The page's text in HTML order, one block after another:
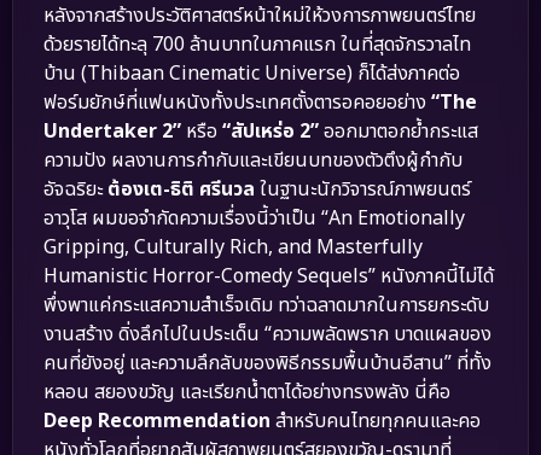
หลังจากสร้างประวัติศาสตร์หน้าใหม่ให้วงการภาพยนตร์ไทย
ด้วยรายได้ทะลุ 700 ล้านบาทในภาคแรก ในที่สุดจักรวาลไท
บ้าน (Thibaan Cinematic Universe) ก็ได้ส่งภาคต่อ
ฟอร์มยักษ์ที่แฟนหนังทั้งประเทศตั้งตารอคอยอย่าง “The
Undertaker 2” หรือ “สัปเหร่อ 2”ออกมาตอกย้ำกระแส
ความปัง ผลงานการกำกับและเขียนบทของตัวตึงผู้กำกับ
อัจฉริยะต้องเต-ธิติ ศรีนวล ในฐานะนักวิจารณ์ภาพยนตร์
อาวุโส ผมขอจำกัดความเรื่องนี้ว่าเป็น “An Emotionally
Gripping, Culturally Rich, and Masterfully
Humanistic Horror-Comedy Sequels” หนังภาคนี้ไม่ได้
พึ่งพาแค่กระแสความสำเร็จเดิม ทว่าฉลาดมากในการยกระดับ
งานสร้าง ดิ่งลึกไปในประเด็น “ความพลัดพราก บาดแผลของ
คนที่ยังอยู่ และความลึกลับของพิธีกรรมพื้นบ้านอีสาน” ที่ทั้ง
หลอน สยองขวัญ และเรียกน้ำตาได้อย่างทรงพลัง นี่คือ
Deep Recommendation สำหรับคนไทยทุกคนและคอ